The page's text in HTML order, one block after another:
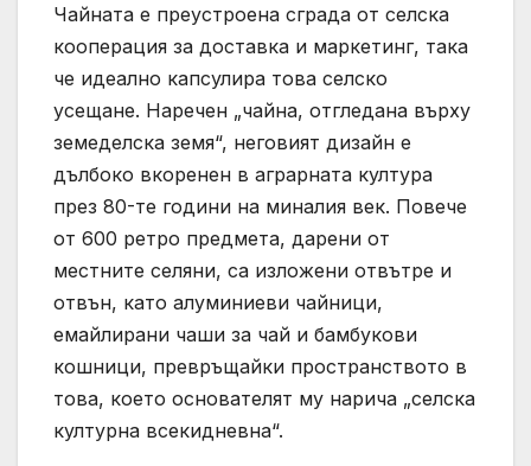
Чайната е преустроена сграда от селска
кооперация за доставка и маркетинг, така
че идеално капсулира това селско
усещане. Наречен „чайна, отгледана върху
земеделска земя“, неговият дизайн е
дълбоко вкоренен в аграрната култура
през 80-те години на миналия век. Повече
от 600 ретро предмета, дарени от
местните селяни, са изложени отвътре и
отвън, като алуминиеви чайници,
емайлирани чаши за чай и бамбукови
кошници, превръщайки пространството в
това, което основателят му нарича „селска
културна всекидневна“.